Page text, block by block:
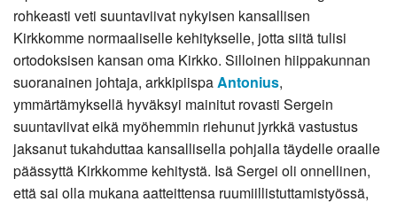
rohkeasti veti suuntaviivat nykyisen kansallisen
Kirkkomme normaaliselle kehitykselle, jotta siitä tulisi
ortodoksisen kansan oma Kirkko. Silloinen hiippakunnan
suoranainen johtaja, arkkipiispaAntonius,
ymmärtämyksellä hyväksyi mainitut rovasti Sergein
suuntaviivat eikä myöhemmin riehunut jyrkkä vastustus
jaksanut tukahduttaa kansallisella pohjalla täydelle oraalle
päässyttä Kirkkomme kehitystä. Isä Sergei oli onnellinen,
että sai olla mukana aatteittensa ruumiillistuttamistyössä,